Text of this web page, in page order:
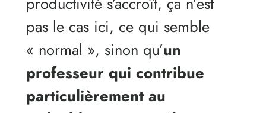
pas le cas ici, ce qui semble
« normal », sinon qu’un
professeur qui contribue
particulièrement au